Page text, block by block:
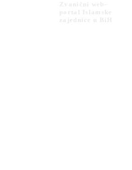
Zvanični web-
portal Islamske
zajednice u BiH